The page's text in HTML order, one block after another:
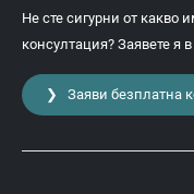
Не сте сигурни от какво
консултация? Заявете я
❯ Заяви безплатна